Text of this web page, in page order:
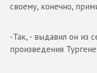
своему, конечно,
-Так, - выдавил он из
произведения